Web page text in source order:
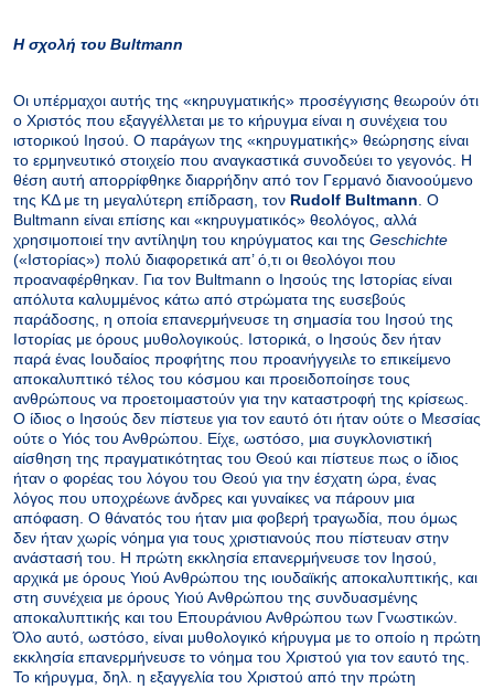
Η σχολή του Bultmann
Οι υπέρμαχοι αυτής της «κηρυγματικής» προσέγγισης θεωρούν ότι
ο Χριστός που εξαγγέλλεται με το κήρυγμα είναι η συνέχεια του
ιστορικού Ιησού. Ο παράγων της «κηρυγματικής» θεώρησης είναι
το ερμηνευτικό στοιχείο που αναγκαστικά συνοδεύει το γεγονός. Η
θέση αυτή απορρίφθηκε διαρρήδην από τον Γερμανό διανοούμενο
της ΚΔ με τη μεγαλύτερη επίδραση, τον Rudolf Bultmann . Ο
Bultmann είναι επίσης και «κηρυγματικός» θεολόγος, αλλά
χρησιμοποιεί την αντίληψη του κηρύγματος και της Geschichte
(«Ιστορίας») πολύ διαφορετικά απ’ ό,τι οι θεολόγοι που
προαναφέρθηκαν. Για τον Bultmann ο Ιησούς της Ιστορίας είναι
απόλυτα καλυμμένος κάτω από στρώματα της ευσεβούς
παράδοσης, η οποία επανερμήνευσε τη σημασία του Ιησού της
Ιστορίας με όρους μυθολογικούς. Ιστορικά, ο Ιησούς δεν ήταν
παρά ένας Ιουδαίος προφήτης που προανήγγειλε το επικείμενο
αποκαλυπτικό τέλος του κόσμου και προειδοποίησε τους
ανθρώπους να προετοιμαστούν για την καταστροφή της κρίσεως.
Ο ίδιος ο Ιησούς δεν πίστευε για τον εαυτό ότι ήταν ούτε ο Μεσσίας
ούτε ο Υιός του Ανθρώπου. Είχε, ωστόσο, μια συγκλονιστική
αίσθηση της πραγματικότητας του Θεού και πίστευε πως ο ίδιος
ήταν ο φορέας του λόγου του Θεού για την έσχατη ώρα, ένας
λόγος που υποχρέωνε άνδρες και γυναίκες να πάρουν μια
απόφαση. Ο θάνατός του ήταν μια φοβερή τραγωδία, που όμως
δεν ήταν χωρίς νόημα για τους χριστιανούς που πίστευαν στην
ανάστασή του. Η πρώτη εκκλησία επανερμήνευσε τον Ιησού,
αρχικά με όρους Υιού Ανθρώπου της ιουδαϊκής αποκαλυπτικής, και
στη συνέχεια με όρους Υιού Ανθρώπου της συνδυασμένης
αποκαλυπτικής και του Επουράνιου Ανθρώπου των Γνωστικών.
Όλο αυτό, ωστόσο, είναι μυθολογικό κήρυγμα με το οποίο η πρώτη
εκκλησία επανερμήνευσε το νόημα του Χριστού για τον εαυτό της.
Το κήρυγμα, δηλ. η εξαγγελία του Χριστού από την πρώτη